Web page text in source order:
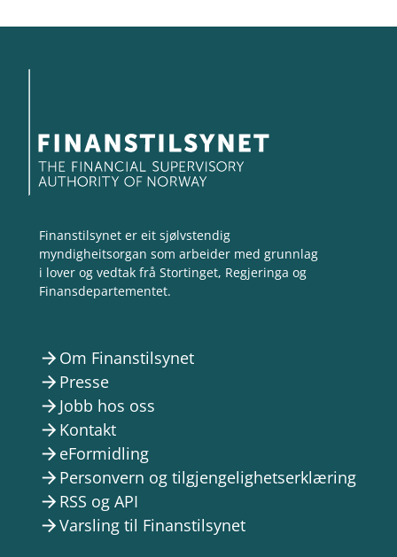
Finanstilsynet er eit sjølvstendig
myndigheitsorgan som arbeider med grunnlag
i lover og vedtak frå Stortinget, Regjeringa og
Finansdepartementet.
arrow_forward Om Finanstilsynet
arrow_forward Presse
arrow_forward Jobb hos oss
arrow_forward Kontakt
arrow_forward eFormidling
arrow_forward Personvern og tilgjengelighetserklæring
arrow_forward RSS og API
arrow_forwardVarsling til Finanstilsynet